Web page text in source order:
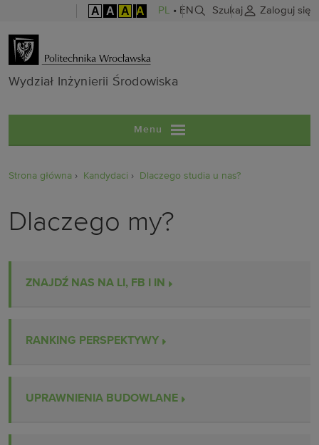
A A A A PL • EN Szukaj Zaloguj się
Wydział
Wydział Inżynierii Środowiska
Menu
Strona główna Kandydaci Dlaczego studia u nas?
Dlaczego my?
ZNAJDŹ NAS NA LI, FB I IN
RANKING PERSPEKTYWY
UPRAWNIENIA BUDOWLANE